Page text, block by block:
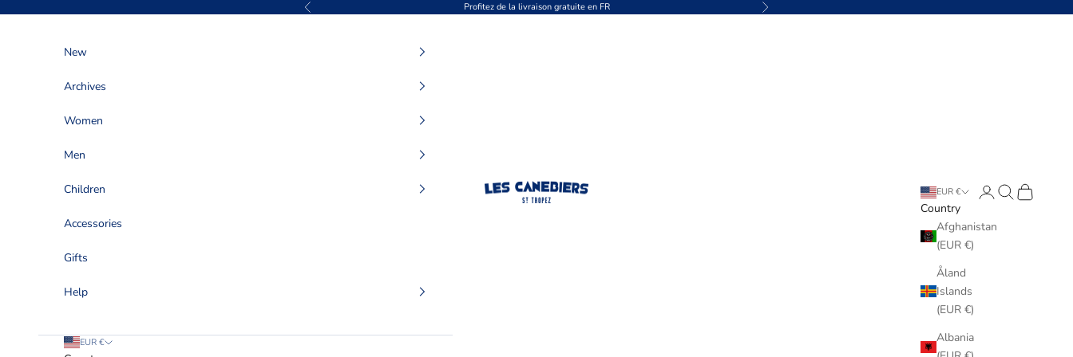
Previous Profitez de la livraison gratuite en FR Next
Les Canebiers EUR €
Country
Afghanistan
(EUR €)
Åland
Islands
(EUR €)
Albania
LoginSearch
Cart
New
Archives
Women
Men
Children
Accessories
Gifts
Help
EUR €